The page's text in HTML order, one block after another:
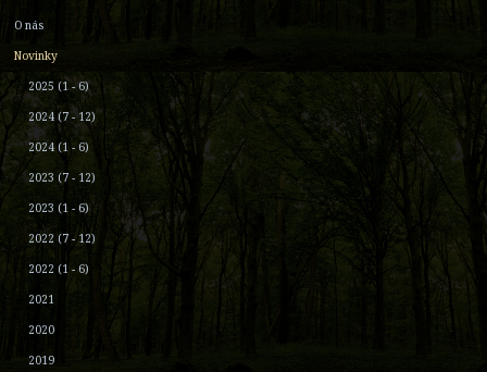
O nás
Novinky
2025 (1 - 6)
2024 (7 - 12)
2024 (1 - 6)
2023 (7 - 12)
2023 (1 - 6)
2022 (7 - 12)
2022 (1 - 6)
2021
2020
2019